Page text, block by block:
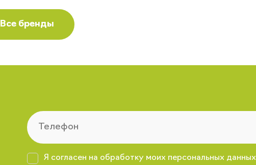
Все бренды
Я согласен на обработку моих персональных данных